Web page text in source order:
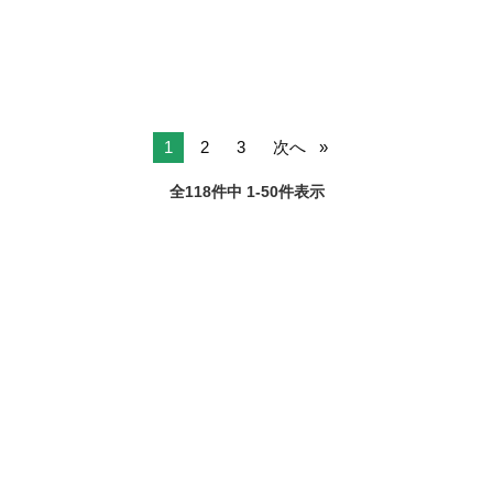
1 2 3 次へ
全118件中 1-50件表示